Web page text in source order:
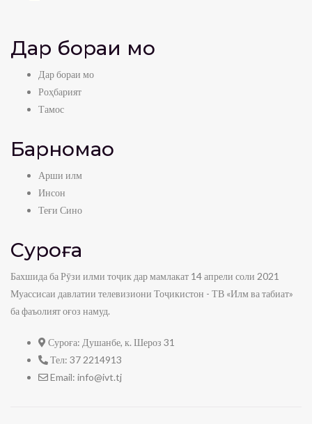
Дар бораи мо
Дар бораи мо
Роҳбарият
Тамос
Барномаҳо
Арши илм
Инсон
Теғи Сино
Суроға
Бахшида ба Рӯзи илми тоҷик дар мамлакат 14 апрели соли 2021
Муассисаи давлатии телевизиони Тоҷикистон - ТВ «Илм ва табиат»
ба фаъолият оғоз намуд.
Суроға: Душанбе, к. Шероз 31
Тел: 37 2214913
Email: info@ivt.tj